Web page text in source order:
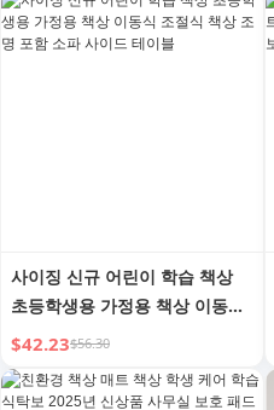
사이징 신규 어린이 학습 책상
초등학생용 가정용 책상 이동식
조절식 책상 조명 포함 소파 사
이드 테이블
$42.23$56.30